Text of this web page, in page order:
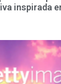
inspirada